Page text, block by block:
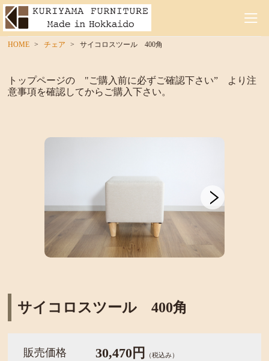
HOME チェア サイコロスツール 400角
トップページの "ご購入前に必ずご確認下さい” より注
意事項を確認してからご購入下さい。
サイコロスツール 400角
販売価格 30,470円 （税込み）